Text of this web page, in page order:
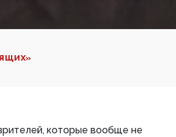
которые вообще не